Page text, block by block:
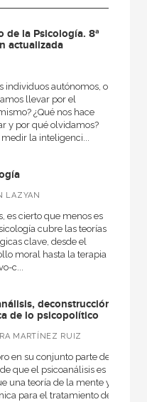
de la Psicología. 8ª
actualizada
individuos autónomos, o
llevar por el
¿Qué nos hace
y por qué olvidamos?
medir la inteligenci...
LAZYAN
es cierto que menos es
cubre las teorías
clave, desde el
moral hasta la terapia
c...
deconstrucción
de lo psicopolítico
MARTÍNEZ RUIZ
en su conjunto parte de
que el psicoanálisis es
una teoría de la mente y
para el tratamiento de